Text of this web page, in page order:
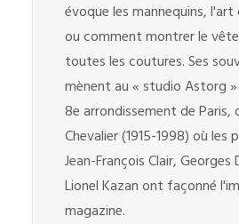
évoque les mannequins, l'art
ou comment montrer le
toutes les coutures. Ses
mènent au « studio Astorg
8e arrondissement de Paris,
Chevalier (1915-1998) où les
Jean-François Clair, Georges
Lionel Kazan ont façonné
magazine.